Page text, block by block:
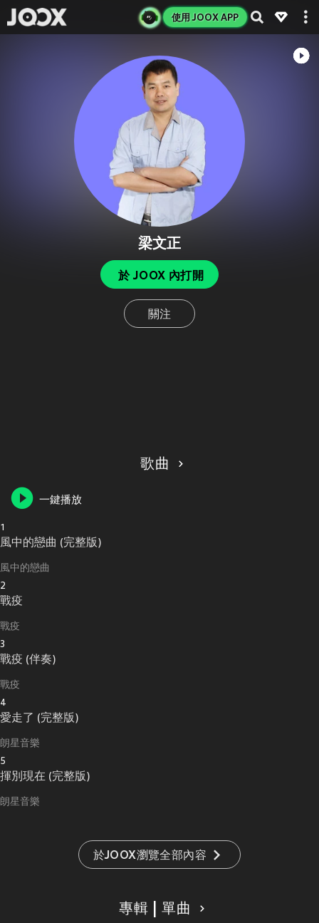
使用 JOOX APP
梁文正
於 JOOX 內打開
關注
歌曲
一鍵播放
1
風中的戀曲 (完整版)
風中的戀曲
2
戰疫
戰疫
3
戰疫 (伴奏)
戰疫
4
愛走了 (完整版)
朗星音樂
5
揮別現在 (完整版)
朗星音樂
於JOOX瀏覽全部內容
專輯 | 單曲